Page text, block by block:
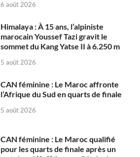
6 août 2026
Himalaya : À 15 ans, l’alpiniste
marocain Youssef Tazi gravit le
sommet du Kang Yatse II à 6.250 m
5 août 2026
CAN féminine : Le Maroc affronte
l’Afrique du Sud en quarts de finale
5 août 2026
CAN féminine : Le Maroc qualifié
pour les quarts de finale après un